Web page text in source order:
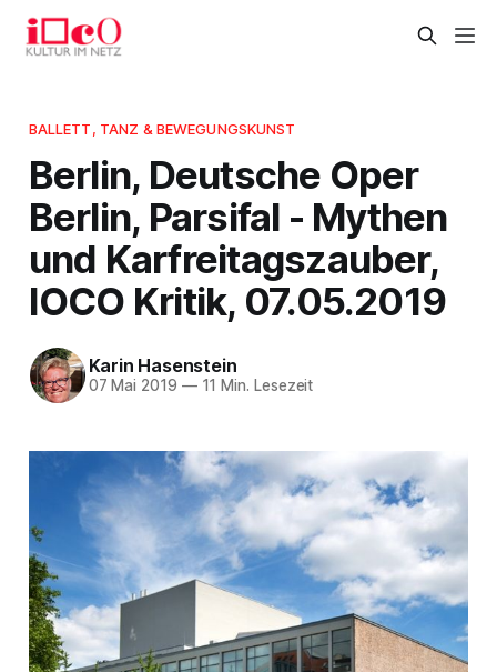
BALLETT, TANZ & BEWEGUNGSKUNST
Berlin, Deutsche Oper
Berlin, Parsifal - Mythen
und Karfreitagszauber,
IOCO Kritik, 07.05.2019
Karin Hasenstein
07 Mai 2019 —11 Min. Lesezeit